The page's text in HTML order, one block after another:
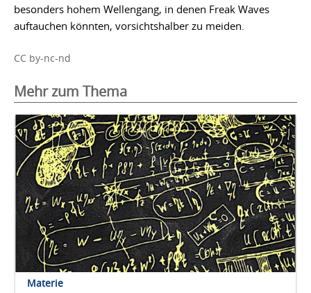
besonders hohem Wellengang, in denen Freak Waves
auftauchen könnten, vorsichtshalber zu meiden.
CC by-nc-nd
Mehr zum Thema
Materie